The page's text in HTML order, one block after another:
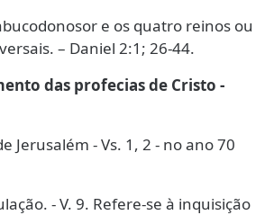
e os quatro reinos ou
– Daniel 2:1; 26-44.
das profecias de Cristo -
Jerusalém - Vs. 1, 2 - no ano 70
- V. 9. Refere-se à inquisição